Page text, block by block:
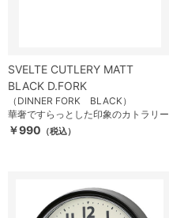
SVELTE CUTLERY MATT
BLACK D.FORK
（DINNER FORK BLACK）
華奢ですらっとした印象のカトラリー
￥990 （税込）